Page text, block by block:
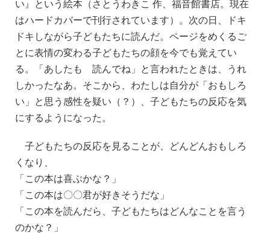
い』という絵本（さとうわきこ 作、福音館書店。現在
はハードカバーで刊行されています）。次の日、ドキ
ドキしながら子どもたちに読んだ。ページをめくるご
とに表情の変わる子どもたちの顔を今でも覚えてい
る。「あしたも 読んでね」と言われたときは、うれ
しかったなあ。そこから、わたしは自分が「おもしろ
い」と思う感性を疑い（？）、子どもたちの反応を気
にするようになった。
子どもたちの反応を見ることが、どんどんおもしろ
くなり、
「この本は喜ぶかな？」
「この本は〇〇君が好きそうだな」
「この本を読んだら、子どもたちはどんなことを言う
のかな？」